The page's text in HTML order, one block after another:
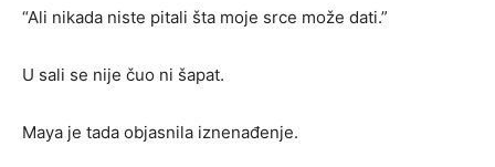
“Ali nikada niste pitali šta moje srce može dati.”
U sali se nije čuo ni šapat.
Maya je tada objasnila iznenađenje.